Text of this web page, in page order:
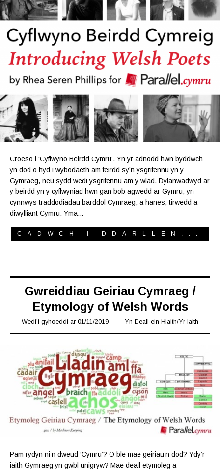
Croeso i ‘Cyflwyno Beirdd Cymru’. Yn yr adnodd hwn byddwch
yn dod o hyd i wybodaeth am feirdd sy’n ysgrifennu yn y
Gymraeg, neu sydd wedi ysgrifennu am y wlad. Dylanwadwyd ar
y beirdd yn y cyflwyniad hwn gan bob agwedd ar Gymru, yn
cynnwys traddodiadau barddol Cymraeg, a hanes, tirwedd a
diwylliant Cymru. Yma…
CADWCH I DDARLLEN...
Gwreiddiau Geiriau Cymraeg /
Etymology of Welsh Words
Wedi’i gyhoeddi ar 01/11/2019 08/11/2019
Yn Deall ein Hiaith/Yr Iaith
Pam rydyn ni’n dweud ‘Cymru’? O ble mae geiriau’n dod? Ydy’r
iaith Gymraeg yn gwbl unigryw? Mae deall etymoleg a